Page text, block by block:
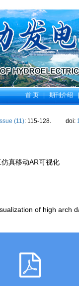
首 页|期刊介绍
Issue (11): 115-128. doi:
真移动AR可视化
of high arch